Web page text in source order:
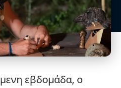
εβδομάδα, ο